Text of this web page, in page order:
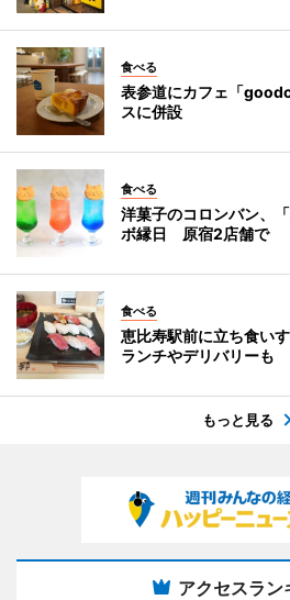
食べる
表参道にカフェ「
スに併設
食べる
洋菓子のコロンバン、
ボ縁日 原宿2店舗で
食べる
恵比寿駅前に立ち食い
ランチやデリバリーも
もっと見る
アクセスラン